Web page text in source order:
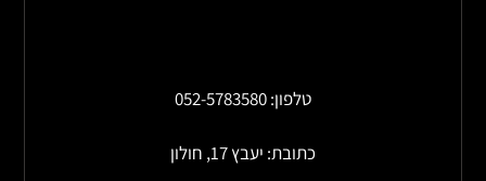
טלפון: 052-5783580
כתובת: יעבץ 17, חולון